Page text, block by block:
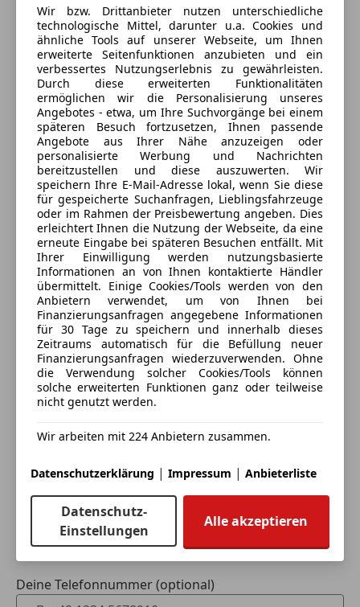
Drehsitz Beifahrer
PLENAR Standheizung
Solar 200 Wp + Vitron Energyregler
1 Stk AGM Bordbatterie (2024 ausgetauscht)
Schlafsitzbank VW T5/T6 V3000 (Liegefläche 160x205)
Gleitschienensitzbank V3000
Auszuglade Schlafbank V3000
Anhängevorrichtung fix
Originalradio mit Bluetooth + Freisprechanlage
Verkäufer Privat
6923 Lauterach, AT
Kontakt
Anbieter kontaktieren
Deine Nachricht
3 ähnliche Fahrzeuge gefunden
Ich erlaube den Händlern dieser
Fahrzeuge mich zu kontaktieren.
Dein Name
Deine E-Mail
Deine Telefonnummer (optional)
Wir bzw. Drittanbieter nutzen unterschiedliche
technologische Mittel, darunter u.a. Cookies und
ähnliche Tools auf unserer Webseite, um Ihnen
erweiterte Seitenfunktionen anzubieten und ein
verbessertes Nutzungserlebnis zu gewährleisten.
Durch diese erweiterten Funktionalitäten
ermöglichen wir die Personalisierung unseres
Angebotes - etwa, um Ihre Suchvorgänge bei einem
späteren Besuch fortzusetzen, Ihnen passende
Angebote aus Ihrer Nähe anzuzeigen oder
personalisierte Werbung und Nachrichten
bereitzustellen und diese auszuwerten. Wir
speichern Ihre E-Mail-Adresse lokal, wenn Sie diese
für gespeicherte Suchanfragen, Lieblingsfahrzeuge
oder im Rahmen der Preisbewertung angeben. Dies
erleichtert Ihnen die Nutzung der Webseite, da eine
erneute Eingabe bei späteren Besuchen entfällt. Mit
Ihrer Einwilligung werden nutzungsbasierte
Informationen an von Ihnen kontaktierte Händler
übermittelt. Einige Cookies/Tools werden von den
Anbietern verwendet, um von Ihnen bei
Finanzierungsanfragen angegebene Informationen
für 30 Tage zu speichern und innerhalb dieses
Zeitraums automatisch für die Befüllung neuer
Finanzierungsanfragen wiederzuverwenden. Ohne
die Verwendung solcher Cookies/Tools können
solche erweiterten Funktionen ganz oder teilweise
nicht genutzt werden.
Wir arbeiten mit 224 Anbietern zusammen.
Datenschutzerklärung | Impressum | Anbieterliste
Datenschutz-
Einstellungen
Alle akzeptieren